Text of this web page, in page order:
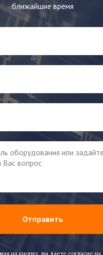
ближайшие время
Отправить
на кнопку, вы даете согласие на